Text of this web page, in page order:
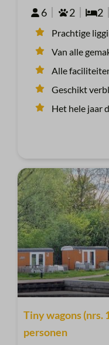
6 2 2
Prachtige
Van alle
Alle
Geschikt
Het hele jaar
Tiny wagons (nrs.
personen